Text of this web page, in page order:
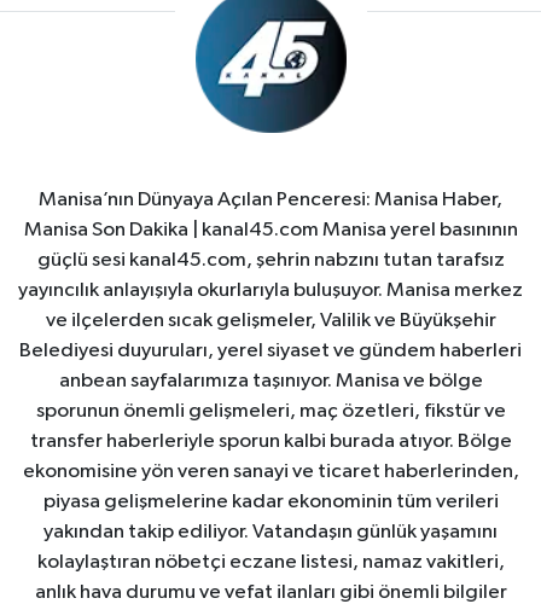
Manisa’nın Dünyaya Açılan Penceresi: Manisa Haber,
Manisa Son Dakika | kanal45.com Manisa yerel basınının
güçlü sesi kanal45.com, şehrin nabzını tutan tarafsız
yayıncılık anlayışıyla okurlarıyla buluşuyor. Manisa merkez
ve ilçelerden sıcak gelişmeler, Valilik ve Büyükşehir
Belediyesi duyuruları, yerel siyaset ve gündem haberleri
anbean sayfalarımıza taşınıyor. Manisa ve bölge
sporunun önemli gelişmeleri, maç özetleri, fikstür ve
transfer haberleriyle sporun kalbi burada atıyor. Bölge
ekonomisine yön veren sanayi ve ticaret haberlerinden,
piyasa gelişmelerine kadar ekonominin tüm verileri
yakından takip ediliyor. Vatandaşın günlük yaşamını
kolaylaştıran nöbetçi eczane listesi, namaz vakitleri,
anlık hava durumu ve vefat ilanları gibi önemli bilgiler